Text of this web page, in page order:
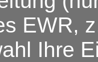
EWR,
Ihre